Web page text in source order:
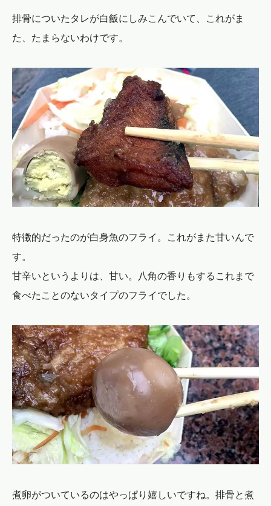
排骨についたタレが白飯にしみこんでいて、これがま
た、たまらないわけです。
特徴的だったのが白身魚のフライ。これがまた甘いんで
す。
甘辛いというよりは、甘い。八角の香りもするこれまで
食べたことのないタイプのフライでした。
煮卵がついているのはやっぱり嬉しいですね。排骨と煮